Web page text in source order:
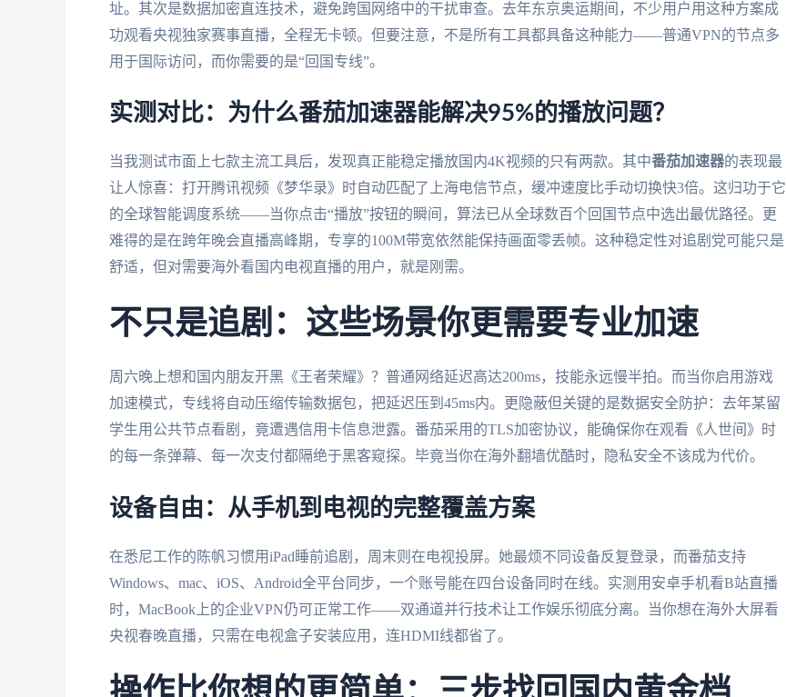
址。其次是数据加密直连技术，避免跨国网络中的干扰审查。去年东京奥运期间，不少用户用这种方案成
功观看央视独家赛事直播，全程无卡顿。但要注意，不是所有工具都具备这种能力——普通VPN的节点多
用于国际访问，而你需要的是“回国专线”。
实测对比：为什么番茄加速器能解决95%的播放问题？
当我测试市面上七款主流工具后，发现真正能稳定播放国内4K视频的只有两款。其中番茄加速器的表现最
让人惊喜：打开腾讯视频《梦华录》时自动匹配了上海电信节点，缓冲速度比手动切换快3倍。这归功于它
的全球智能调度系统——当你点击“播放”按钮的瞬间，算法已从全球数百个回国节点中选出最优路径。更
难得的是在跨年晚会直播高峰期，专享的100M带宽依然能保持画面零丢帧。这种稳定性对追剧党可能只是
舒适，但对需要海外看国内电视直播的用户，就是刚需。
不只是追剧：这些场景你更需要专业加速
周六晚上想和国内朋友开黑《王者荣耀》？普通网络延迟高达200ms，技能永远慢半拍。而当你启用游戏
加速模式，专线将自动压缩传输数据包，把延迟压到45ms内。更隐蔽但关键的是数据安全防护：去年某留
学生用公共节点看剧，竟遭遇信用卡信息泄露。番茄采用的TLS加密协议，能确保你在观看《人世间》时
的每一条弹幕、每一次支付都隔绝于黑客窥探。毕竟当你在海外翻墙优酷时，隐私安全不该成为代价。
设备自由：从手机到电视的完整覆盖方案
在悉尼工作的陈帆习惯用iPad睡前追剧，周末则在电视投屏。她最烦不同设备反复登录，而番茄支持
Windows、mac、iOS、Android全平台同步，一个账号能在四台设备同时在线。实测用安卓手机看B站直播
时，MacBook上的企业VPN仍可正常工作——双通道并行技术让工作娱乐彻底分离。当你想在海外大屏看
央视春晚直播，只需在电视盒子安装应用，连HDMI线都省了。